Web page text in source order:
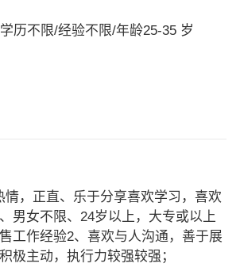
历不限/经验不限/年龄25-35 岁
情，正直、乐于分享喜欢学习，喜欢
男女不限、24岁以上，大专或以上
工作经验2、喜欢与人沟通，善于展
极主动，执行力较强较强；